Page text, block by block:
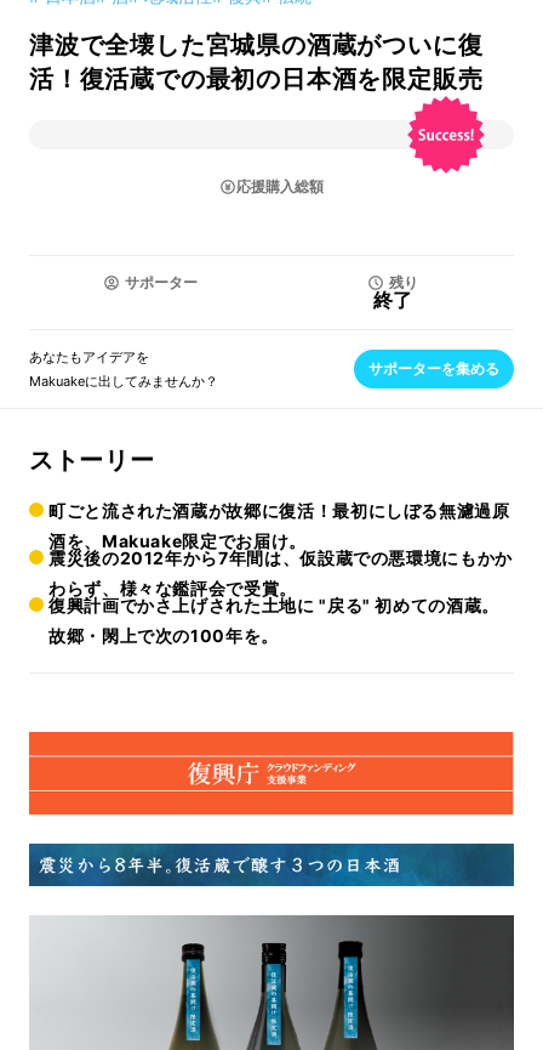
津波で全壊した宮城県の酒蔵がついに復
活！復活蔵での最初の日本酒を限定販売
応援購入総額
サポーター 残り
終了
あなたもアイデアを
Makuakeに出してみませんか？
サポーターを集める
ストーリー
町ごと流された酒蔵が故郷に復活！最初にしぼる無濾過原
酒を、Makuake限定でお届け。
震災後の2012年から7年間は、仮設蔵での悪環境にもかか
わらず、様々な鑑評会で受賞。
復興計画でかさ上げされた土地に "戻る" 初めての酒蔵。
故郷・閖上で次の100年を。